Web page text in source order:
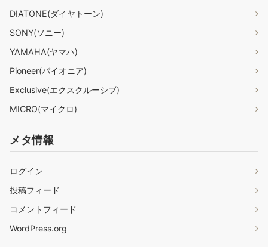
DIATONE(ダイヤトーン)
SONY(ソニー)
YAMAHA(ヤマハ)
Pioneer(パイオニア)
Exclusive(エクスクルーシブ)
MICRO(マイクロ)
メタ情報
ログイン
投稿フィード
コメントフィード
WordPress.org